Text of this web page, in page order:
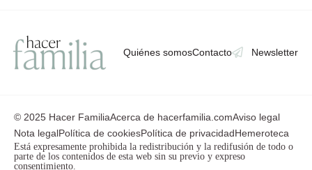
Quiénes somosContacto Newsletter
© 2025 Hacer FamiliaAcerca de hacerfamilia.comAviso legal
Nota legalPolítica de cookiesPolítica de privacidadHemeroteca
Está expresamente prohibida la redistribución y la redifusión de todo o
parte de los contenidos de esta web sin su previo y expreso
consentimiento.